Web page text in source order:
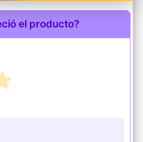
el producto?